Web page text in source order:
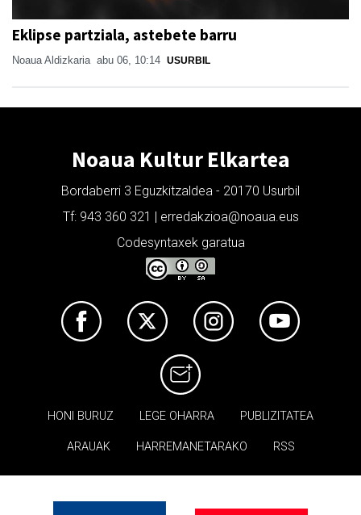
Eklipse partziala, astebete barru
Noaua Aldizkaria abu 06, 10:14 USURBIL
Noaua Kultur Elkartea
Bordaberri 3 Eguzkitzaldea - 20170 Usurbil
Tf: 943 360 321 | erredakzioa@noaua.eus
Codesyntaxek garatua
HONI BURUZ LEGE OHARRA PUBLIZITATEA
ARAUAK HARREMANETARAKO RSS